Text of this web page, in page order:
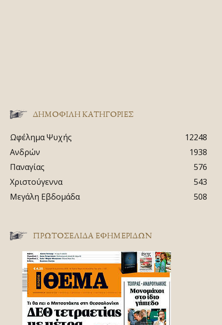
ΔΗΜΟΦΙΛΗ ΚΑΤΗΓΟΡΙΕΣ
Ωφέλημα Ψυχής
12248
Ανδρών
1938
Παναγίας
576
Χριστούγεννα
543
Μεγάλη Εβδομάδα
508
ΠΡΩΤΟΣΈΛΙΔΑ ΕΦΗΜΕΡΊΔΩΝ